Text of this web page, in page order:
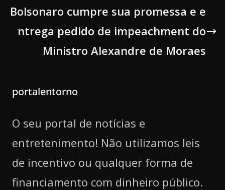
Bolsonaro cumpre sua promessa e e
ntrega pedido de impeachment do
Ministro Alexandre de Moraes
portalentorno
O seu portal de notícias e
entretenimento! Não utilizamos leis
de incentivo ou qualquer forma de
financiamento com dinheiro público.